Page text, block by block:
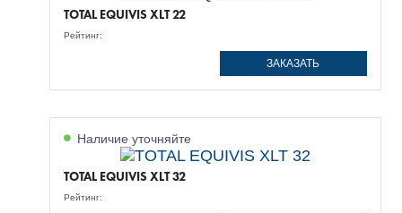
TOTAL EQUIVIS XLT 22
Рейтинг:
ЗАКАЗАТЬ
Наличие уточняйте
TOTAL EQUIVIS XLT 32
Рейтинг: